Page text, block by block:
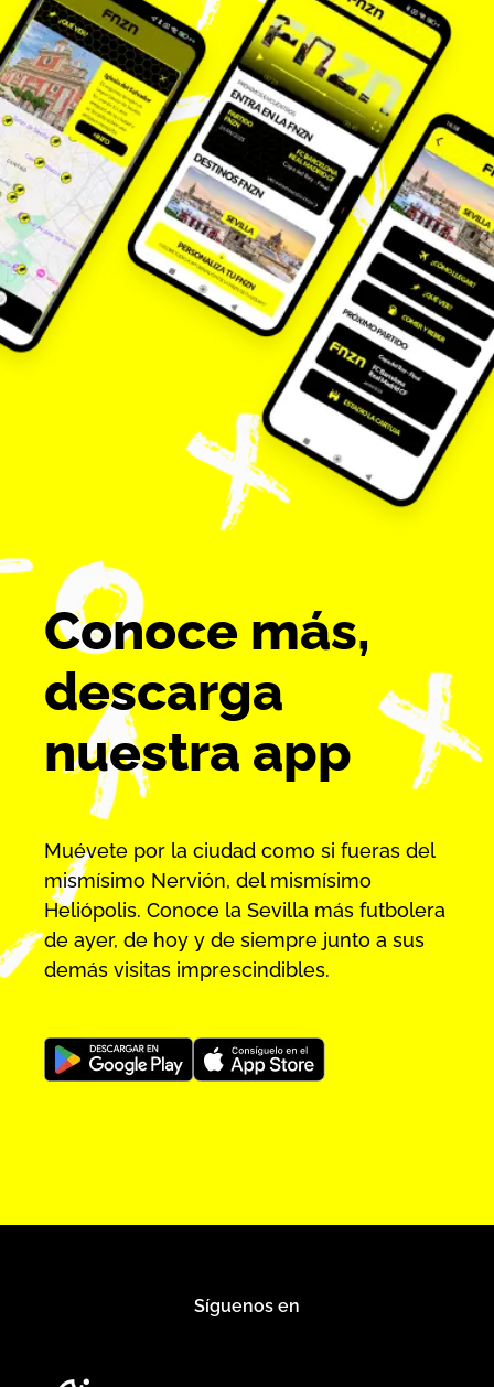
Conoce más,
descarga
nuestra app
Muévete por la ciudad como si fueras del
mismísimo Nervión, del mismísimo
Heliópolis. Conoce la Sevilla más futbolera
de ayer, de hoy y de siempre junto a sus
demás visitas imprescindibles.
Síguenos en